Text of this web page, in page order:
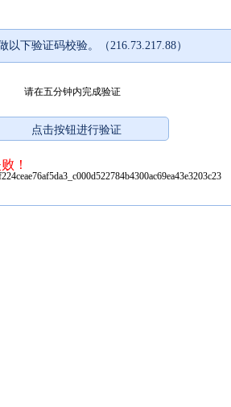
下验证码校验。（216.73.217.88）
请在五分钟内完成验证
！